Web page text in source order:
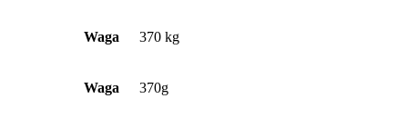
Waga 370 kg
Waga 370g